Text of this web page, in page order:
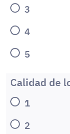
3
4
5
Calidad de
1
2